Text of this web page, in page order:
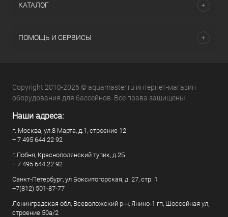
КАТАЛОГ
ПОМОЩЬ И СЕРВИСЫ
Copyright 2010-2026 © aquamaster.ru интернет-магазин
оборудования для бассейнов. Все права защищены.
Наши адреса:
г. Москва, ул.8 Марта, д.1, строение 12
+ 7 495 644 22 92
г.Лобня, Краснополянский тупик, д.2Б
+ 7 495 644 22 92
Санкт-Петербург, ул Бокситогорская, д. 27, стр. 1
+7(812) 501-87-77
Ленинградская обл, Всеволожский р-н, Янино-1 гп, Шоссейная ул,
строение 50а/2